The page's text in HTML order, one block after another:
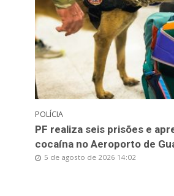
POLÍCIA
PF realiza seis prisões e
cocaína no Aeroporto de
5 de agosto de 2026 14:02